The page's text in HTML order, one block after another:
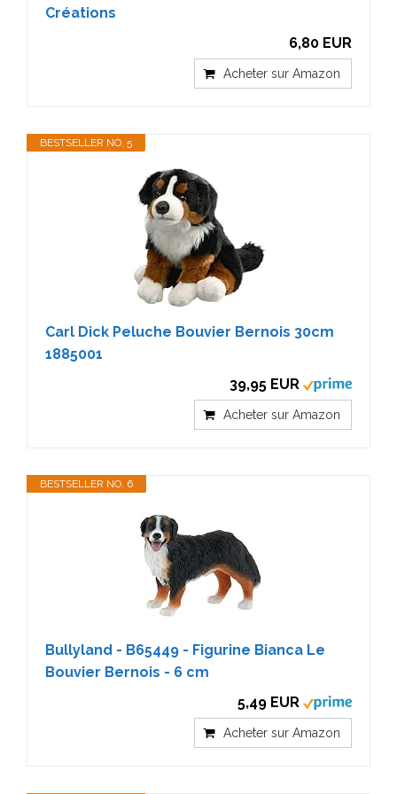
Créations
6,80 EUR
Acheter sur Amazon
BESTSELLER NO. 5
Carl Dick Peluche Bouvier Bernois 30cm
1885001
39,95 EUR
Acheter sur Amazon
BESTSELLER NO. 6
Bullyland - B65449 - Figurine Bianca Le
Bouvier Bernois - 6 cm
5,49 EUR
Acheter sur Amazon